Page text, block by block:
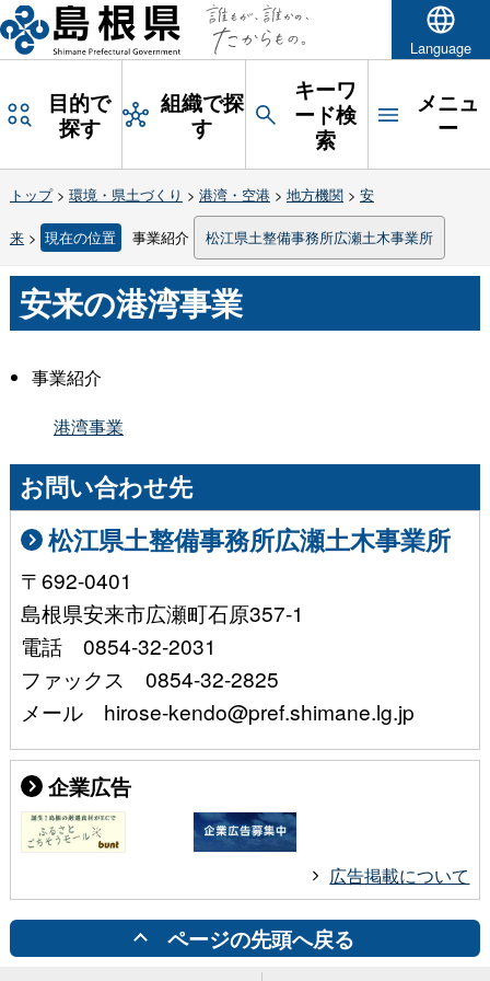
Language
目的で
探す
組織で探
す
キーワ
ード検
索
メニュ
ー
トップ> 環境・県土づくり > 港湾・空港> 地方機関> 安
来> 現在の位置 事業紹介 松江県土整備事務所広瀬土木事業所
安来の港湾事業
事業紹介
港湾事業
お問い合わせ先
松江県土整備事務所広瀬土木事業所
〒692-0401
島根県安来市広瀬町石原357-1
電話 0854-32-2031
ファックス 0854-32-2825
メール hirose-kendo@pref.shimane.lg.jp
企業広告
広告掲載について
ページの先頭へ戻る